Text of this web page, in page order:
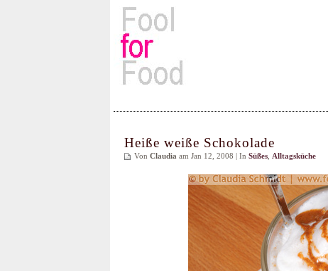
Heiße weiße Schokolade
Von Claudia am Jan 12, 2008 | In Süßes Alltagsküche